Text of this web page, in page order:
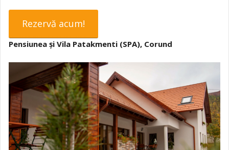
Rezervă acum!
Pensiunea și Vila Patakmenti (SPA), Corund